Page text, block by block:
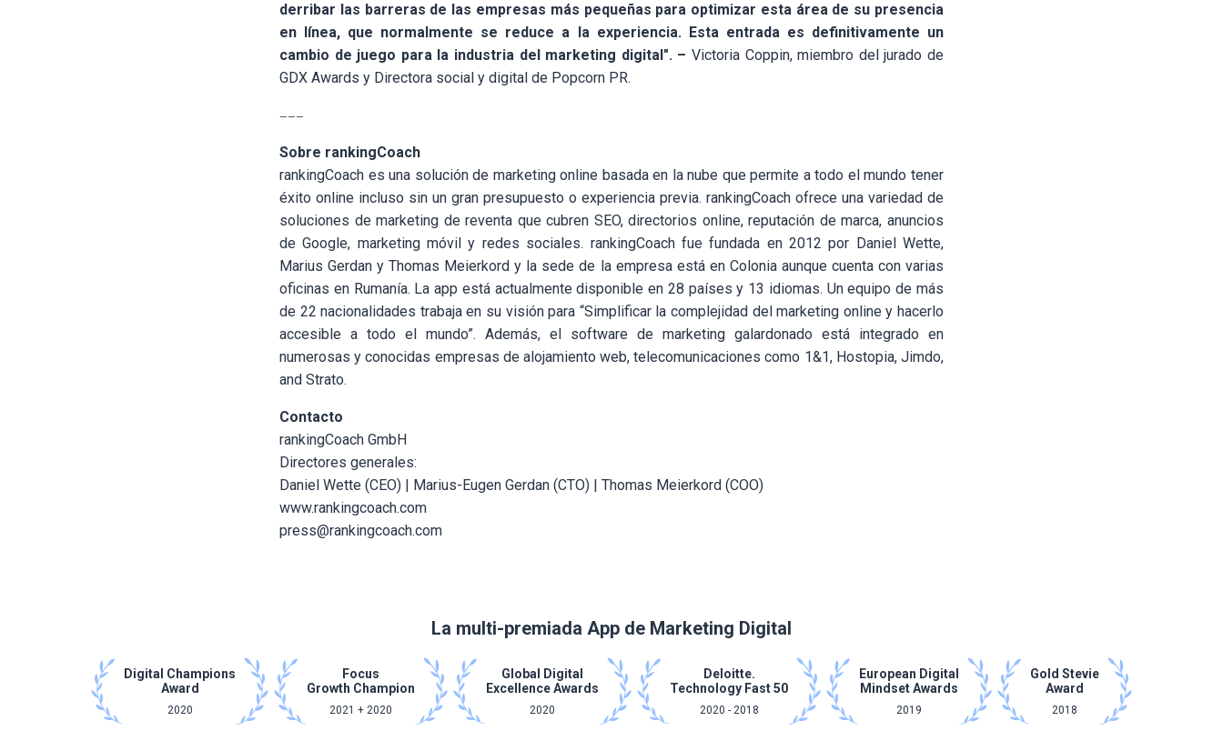
derribar las barreras de las empresas más pequeñas para optimizar esta área de su presencia
en línea, que normalmente se reduce a la experiencia. Esta entrada es definitivamente un
cambio de juego para la industria del marketing digital". – Victoria Coppin, miembro del jurado de
GDX Awards y Directora social y digital de Popcorn PR.
———
Sobre rankingCoach
rankingCoach es una solución de marketing online basada en la nube que permite a todo el mundo tener
éxito online incluso sin un gran presupuesto o experiencia previa. rankingCoach ofrece una variedad de
soluciones de marketing de reventa que cubren SEO, directorios online, reputación de marca, anuncios
de Google, marketing móvil y redes sociales. rankingCoach fue fundada en 2012 por Daniel Wette,
Marius Gerdan y Thomas Meierkord y la sede de la empresa está en Colonia aunque cuenta con varias
oficinas en Rumanía. La app está actualmente disponible en 28 países y 13 idiomas. Un equipo de más
de 22 nacionalidades trabaja en su visión para “Simplificar la complejidad del marketing online y hacerlo
accesible a todo el mundo”. Además, el software de marketing galardonado está integrado en
numerosas y conocidas empresas de alojamiento web, telecomunicaciones como 1&1, Hostopia, Jimdo,
and Strato.
Contacto
rankingCoach GmbH
Directores generales:
Daniel Wette (CEO) | Marius-Eugen Gerdan (CTO) | Thomas Meierkord (COO)
www.rankingcoach.com
press@rankingcoach.com
La multi-premiada App de Marketing Digital
Digital Champions
Award
2020
Focus
Growth Champion
2021 + 2020
Global Digital
Excellence Awards
2020
Deloitte.
Technology Fast 50
2020 - 2018
European Digital
Mindset Awards
2019
Gold Stevie
Award
2018